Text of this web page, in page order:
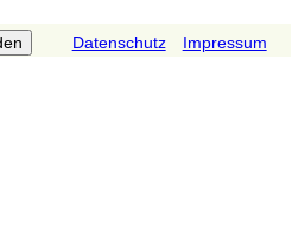
Datenschutz Impressum